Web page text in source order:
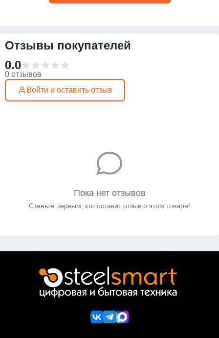
Отзывы покупателей
0.0
0 отзывов
Войти и оставить отзыв
Пока нет отзывов
Станьте первым, кто оставит отзыв о этом товаре!